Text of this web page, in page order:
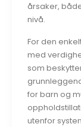
årsaker,
nivå.
For den
med
som
for barn og
utenfor